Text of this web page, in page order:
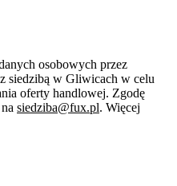
osobowych przez
siedzibą w Gliwicach w celu
oferty handlowej. Zgodę
siedziba@fux.pl. Więcej